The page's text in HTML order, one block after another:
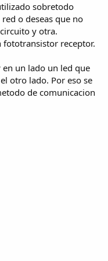
sobretodo
o deseas que no
y otra.
fototransistor receptor.
en un lado un led que
otro lado. Por eso se
de comunicacion